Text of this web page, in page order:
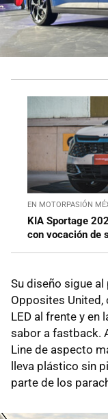
EN MOTORPASIÓN
KIA Sportage
con vocación de
Su diseño sigue
Opposites United,
LED al frente y en
sabor a fastback.
Line de aspecto
lleva plástico sin
parte de los